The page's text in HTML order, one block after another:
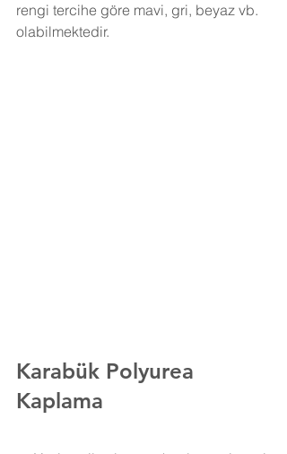
rengi tercihe göre mavi, gri, beyaz vb.
olabilmektedir.
Karabük Polyurea
Kaplama